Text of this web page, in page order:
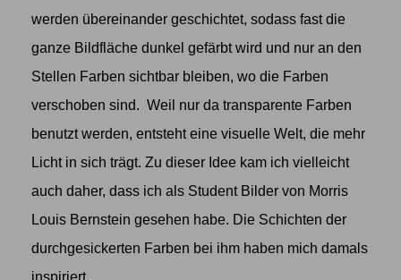
werden übereinander geschichtet, sodass fast die
ganze Bildfläche dunkel gefärbt wird und nur an den
Stellen Farben sichtbar bleiben, wo die Farben
verschoben sind. Weil nur da transparente Farben
benutzt werden, entsteht eine visuelle Welt, die mehr
Licht in sich trägt. Zu dieser Idee kam ich vielleicht
auch daher, dass ich als Student Bilder von Morris
Louis Bernstein gesehen habe. Die Schichten der
durchgesickerten Farben bei ihm haben mich damals